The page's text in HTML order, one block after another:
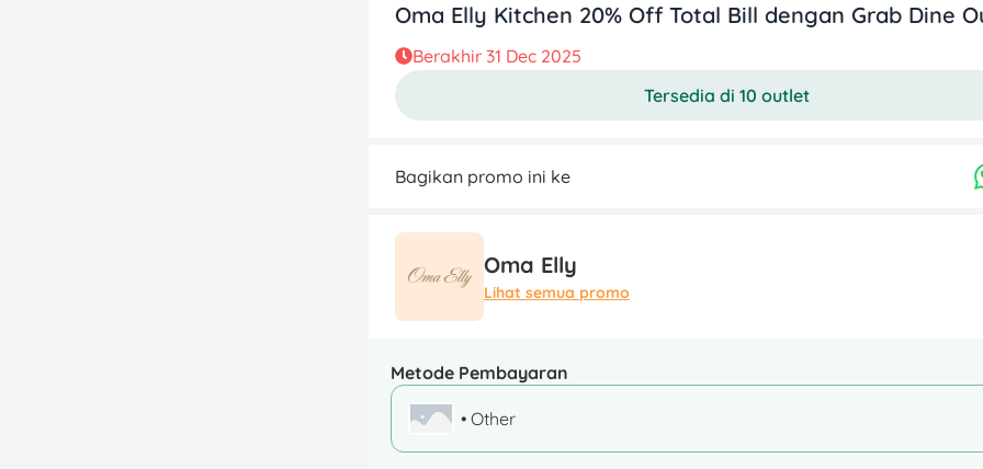
Oma Elly Kitchen 20% Off Total Bill dengan Grab Dine
Berakhir 31 Dec 2025
Tersedia di 10 outlet
Bagikan promo ini ke
Oma Elly
Lihat semua promo
Metode Pembayaran
• Other